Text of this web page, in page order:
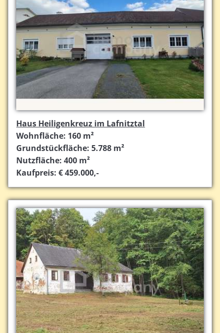
Haus Heiligenkreuz im Lafnitztal
Wohnfläche: 160 m²
Grundstückfläche: 5.788 m²
Nutzfläche: 400 m²
Kaufpreis: € 459.000,-